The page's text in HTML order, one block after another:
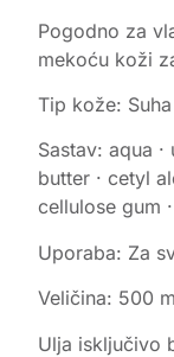
Pogodno za
mekoću koži
Tip kože:
Sastav: aqua
butter · cetyl
cellulose gum
Uporaba: Za
Veličina: 500
Ulja isključivo